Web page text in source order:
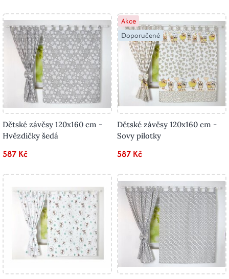
Dětské závěsy 120x160 cm -
Hvězdičky šedá
587 Kč
Akce
Doporučené
Dětské závěsy 120x160 cm -
Sovy pilotky
587 Kč